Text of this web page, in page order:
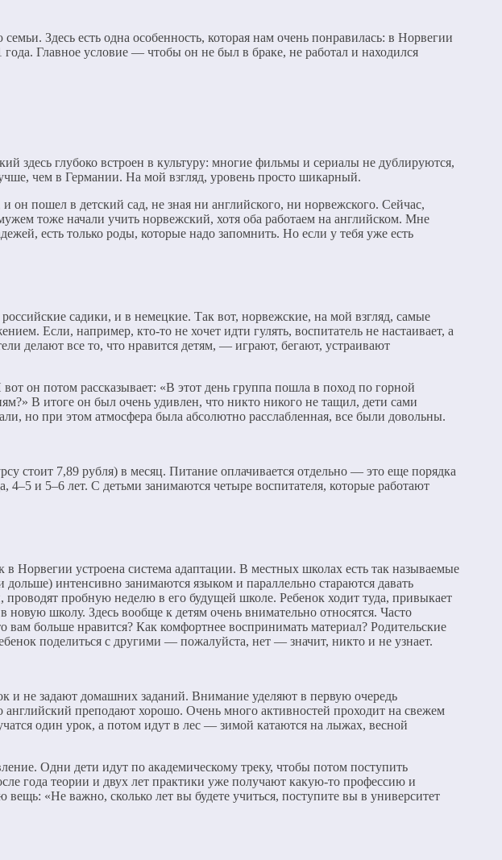
Здесь есть одна особенность, которая нам очень понравилась: в Норвегии
Главное условие — чтобы он не был в браке, не работал и находился
здесь глубоко встроен в культуру: многие фильмы и сериалы не дублируются,
чем в Германии. На мой взгляд, уровень просто шикарный.
пошел в детский сад, не зная ни английского, ни норвежского. Сейчас,
тоже начали учить норвежский, хотя оба работаем на английском. Мне
есть только роды, которые надо запомнить. Но если у тебя уже есть
садики, и в немецкие. Так вот, норвежские, на мой взгляд, самые
Если, например, кто-то не хочет идти гулять, воспитатель не настаивает, а
делают все то, что нравится детям, — играют, бегают, устраивают
он потом рассказывает: «В этот день группа пошла в поход по горной
В итоге он был очень удивлен, что никто никого не тащил, дети сами
но при этом атмосфера была абсолютно расслабленная, все были довольны.
стоит 7,89 рубля) в месяц. Питание оплачивается отдельно — это еще порядка
и 5–6 лет. С детьми занимаются четыре воспитателя, которые работают
Норвегии устроена система адаптации. В местных школах есть так называемые
интенсивно занимаются языком и параллельно стараются давать
пробную неделю в его будущей школе. Ребенок ходит туда, привыкает
школу. Здесь вообще к детям очень внимательно относятся. Часто
больше нравится? Как комфортнее воспринимать материал? Родительские
поделиться с другими — пожалуйста, нет — значит, никто и не узнает.
и не задают домашних заданий. Внимание уделяют в первую очередь
преподают хорошо. Очень много активностей проходит на свежем
один урок, а потом идут в лес — зимой катаются на лыжах, весной
Одни дети идут по академическому треку, чтобы потом поступить
года теории и двух лет практики уже получают какую-то профессию и
«Не важно, сколько лет вы будете учиться, поступите вы в университет